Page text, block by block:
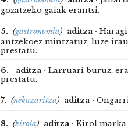
gozatzeko gaiak erantsi.
5. (gastronomia) aditza ·
antzekoez mintzatuz, luze
prestatu.
6.
aditza · Larruari buruz,
prestatu.
7. (nekazaritza) aditza ·
8. (kirola) aditza · Kirol marka